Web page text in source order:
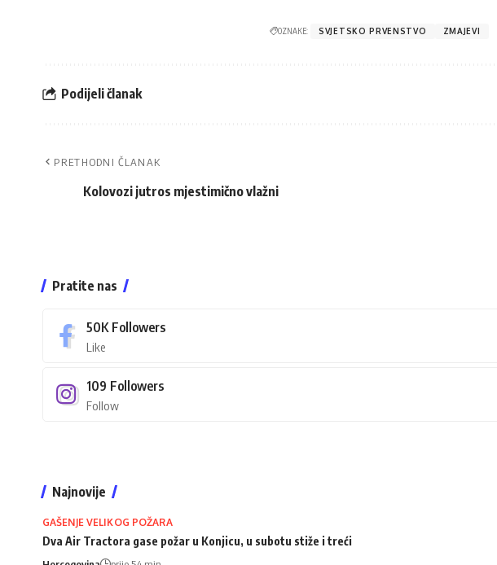
OZNAKE: SVJETSKO PRVENSTVO ZMAJEVI
Podijeli članak
PRETHODNI ČLANAK
Kolovozi jutros mjestimično vlažni
Pratite nas
50K Followers
Like
109 Followers
Follow
Najnovije
GAŠENJE VELIKOG POŽARA
Dva Air Tractora gase požar u Konjicu, u subotu stiže i treći